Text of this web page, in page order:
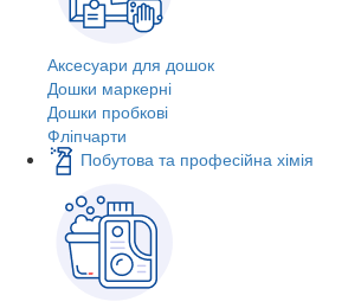
Аксесуари для дошок
Дошки маркерні
Дошки пробкові
Фліпчарти
Побутова та професійна хімія